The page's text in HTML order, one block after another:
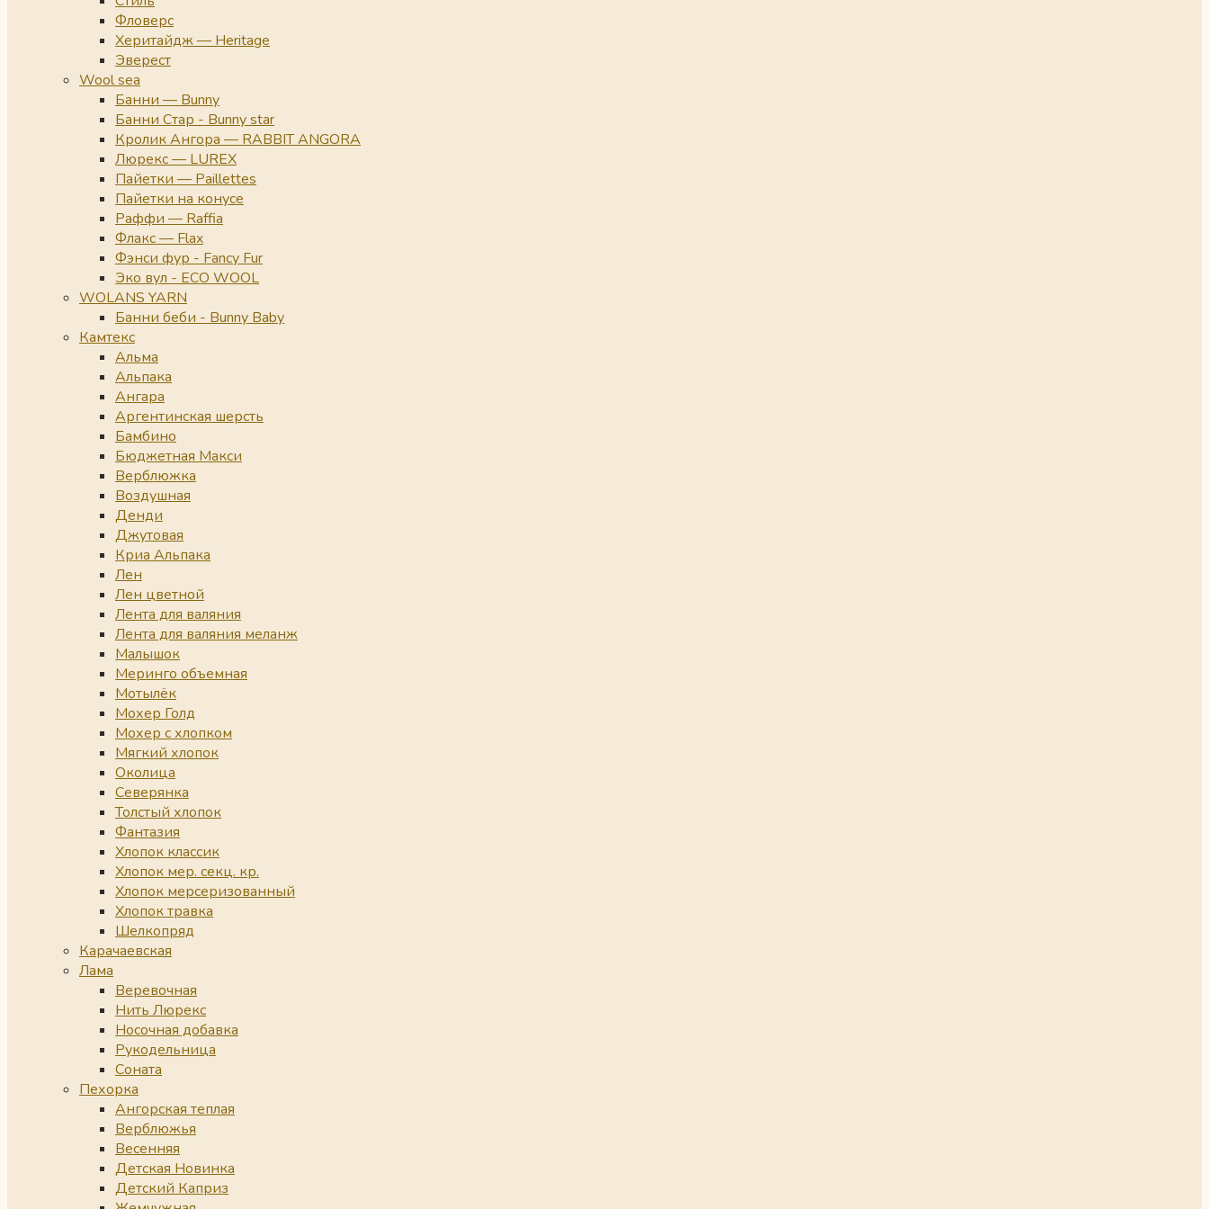
Фловерс
Херитайдж — Heritage
Эверест
Wool sea
Банни — Bunny
Банни Стар - Bunny star
Кролик Ангора — RABBIT ANGORA
Люрекс — LUREX
Пайетки — Paillettes
Пайетки на конусе
Раффи — Raffia
Флакс — Flax
Фэнси фур - Fancy Fur
Эко вул - ECO WOOL
WOLANS YARN
Банни беби - Bunny Baby
Камтекс
Альма
Альпака
Ангара
Аргентинская шерсть
Бамбино
Бюджетная Макси
Верблюжка
Воздушная
Денди
Джутовая
Криа Альпака
Лен
Лен цветной
Лента для валяния
Лента для валяния меланж
Малышок
Меринго объемная
Мотылёк
Мохер Голд
Мохер с хлопком
Мягкий хлопок
Околица
Северянка
Толстый хлопок
Фантазия
Хлопок классик
Хлопок мер. секц. кр.
Хлопок мерсеризованный
Хлопок травка
Шелкопряд
Карачаевская
Лама
Веревочная
Нить Люрекс
Носочная добавка
Рукодельница
Соната
Пехорка
Ангорская теплая
Верблюжья
Весенняя
Детская Новинка
Детский Каприз